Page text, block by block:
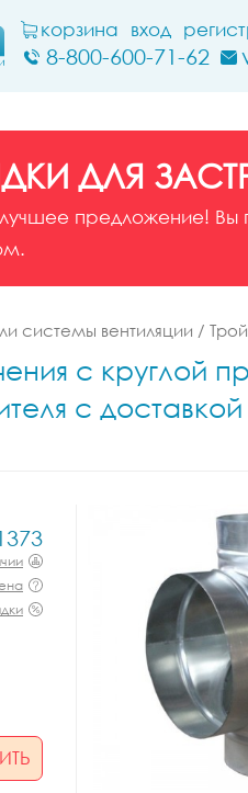
корзина вход
8-800-600-71-62
ДЛЯ
предложение! Вы
системы вентиляции /
с круглой
с